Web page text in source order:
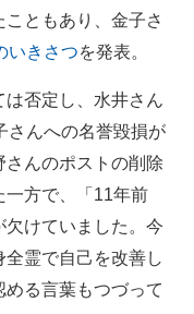
ともあり、金子さ
いきさつを発表。
否定し、水井さん
さんへの名誉毀損が
んのポストの削除
一方で、「11年前
けていました。今
霊で自己を改善し
る言葉もつづって